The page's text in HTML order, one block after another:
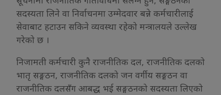
सदस्यता लिने वा निर्वाचनमा उम्मेदवार बन्ने कर्मचारीलाई
सेवाबाट हटाउन सकिने व्यवस्था रहेको मन्त्रालयले उल्लेख
गरेको छ ।
निजामती कर्मचारी कुनै राजनीतिक दल, राजनीतिक दलको
भातृ सङ्गठन, राजनीतिक दलको जन वर्गीय सङ्गठन वा
राजनीतिक दलसँग आबद्ध भई सङ्गठनको सदस्यता लिएको